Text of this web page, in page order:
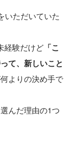
いただいていた
経験だけど 「こ
て、新しいこと
よりの決め手で
んだ理由の1つ